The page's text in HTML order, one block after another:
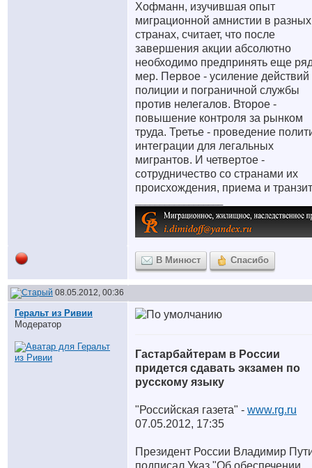
Хофманн, изучившая опыт
миграционной амнистии в разных
странах, считает, что после
завершения акции абсолютно
необходимо предпринять еще
мер. Первое - усиление действий
полиции и пограничной службы
против нелегалов. Второе -
повышение контроля за рынком
труда. Третье - проведение
интеграции для легальных
мигрантов. И четвертое -
сотрудничество со странами их
происхождения, приема и
В Минюст Спасибо
08.05.2012, 00:36
Геральт из Ривии
Модератор
Гастарбайтерам в России
придется сдавать экзамен по
русскому языку
"Российская газета" - www.rg.ru
07.05.2012, 17:35
Президент России Владимир
подписал Указ "Об обеспечении